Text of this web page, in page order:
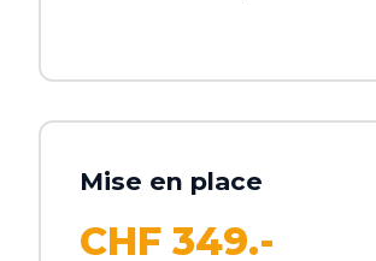
Mise en place
CHF 349.-